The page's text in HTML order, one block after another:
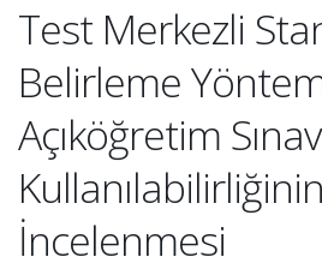
Test Merkezli
Belirleme
Açıköğretim
Kullanılabilirliğinin
İncelenmesi